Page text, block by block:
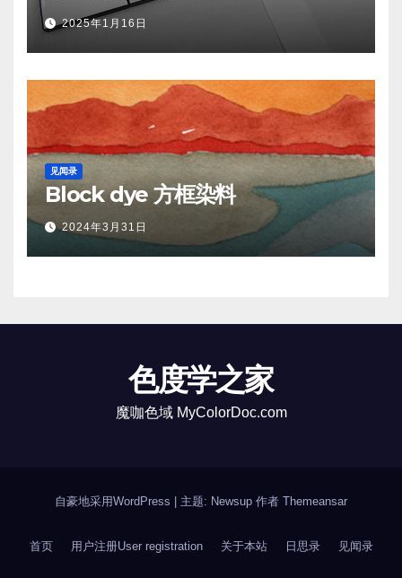
2025年1月16日
见闻录
Block dye 方框染料
2024年3月31日
色度学之家
魔咖色域 MyColorDoc.com
自豪地采用WordPress 主题: Newsup 作者 Themeansar
首页 用户注册User registration 关于本站 日思录 见闻录